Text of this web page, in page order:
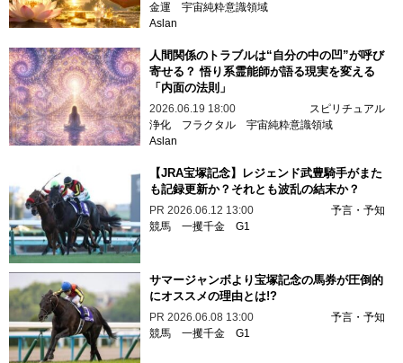
金運 宇宙純粋意識領域
Aslan
人間関係のトラブルは“自分の中の凹”が呼び
寄せる？ 悟り系霊能師が語る現実を変える
「内面の法則」
2026.06.19 18:00
スピリチュアル
浄化
フラクタル 宇宙純粋意識領域
Aslan
【JRA宝塚記念】レジェンド武豊騎手がまた
も記録更新か？それとも波乱の結末か？
PR 2026.06.12 13:00
予言・予知
競馬 一攫千金 G1
サマージャンボより宝塚記念の馬券が圧倒的
にオススメの理由とは!?
PR 2026.06.08 13:00
予言・予知
競馬 一攫千金 G1